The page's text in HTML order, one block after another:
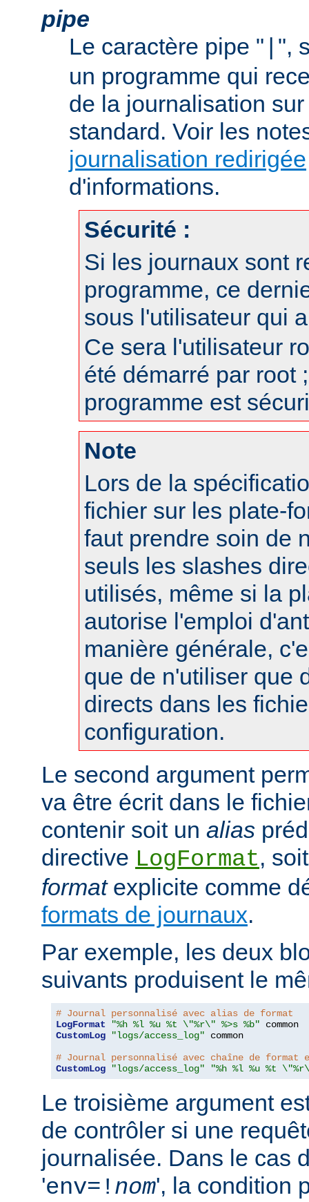
pipe
Le caractère pipe " ",
un programme qui
de la journalisation
standard. Voir les
journalisation redirigée
d'informations.
Sécurité :
Si les journaux sont
programme, ce
sous l'utilisateur qui
Ce sera l'utilisateur
été démarré par root
programme est
Note
Lors de la
fichier sur les plate-
faut prendre soin de
seuls les slashes
utilisés, même si la
autorise l'emploi
manière générale,
que de n'utiliser que
directs dans les
configuration.
Le second argument
va être écrit dans le
contenir soit un alias
directive LogFormat,
formatexplicite comme
formats de journaux.
Par exemple, les deux
suivants produisent le
# Journal personnalisé avec alias de format
LogFormat
"%h %l %u %t \"%r\" %>s %b"
CustomLog
"logs/access_log" common
# Journal personnalisé avec chaîne de format
CustomLog
"logs/access_log" "%h %l %u %t
Le troisième argument
de contrôler si une
journalisée. Dans le cas
'env=! nom', la condition